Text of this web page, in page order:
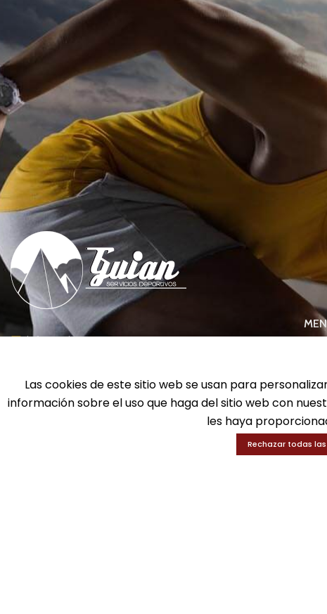
info@gui-an.com
Whatsapp: 609 72 24 10
Fax: 916 537 814
Las cookies de este sitio web se usan para
información sobre el uso que haga del sitio web con
les haya
Rechazar todas